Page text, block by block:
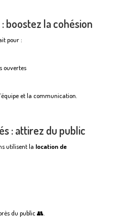
boostez la cohésion
pour :
ouvertes
et la communication.
: attirez du public
utilisent la location de
du public 👥.